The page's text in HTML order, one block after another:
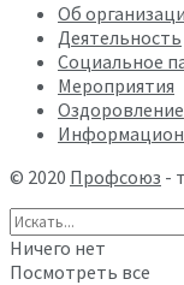
Об
Деятельность
Социальное
Мероприятия
Оздоровление
© 2020 Профсоюз -
Ничего нет
Посмотреть все